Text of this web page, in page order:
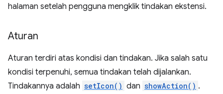
halaman setelah pengguna mengklik tindakan ekstensi.
Aturan
Aturan terdiri atas kondisi dan tindakan. Jika salah satu
kondisi terpenuhi, semua tindakan telah dijalankan.
Tindakannya adalah setIcon() dan showAction() .